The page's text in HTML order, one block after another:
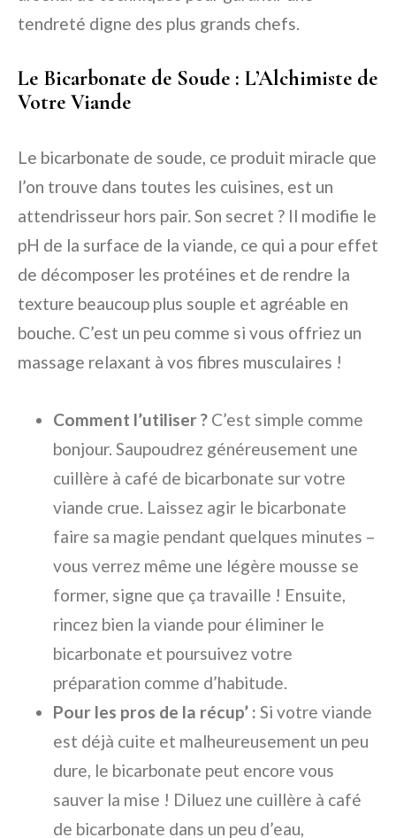
tendreté digne des plus grands chefs.
Le Bicarbonate de Soude : L’Alchimiste de
Votre Viande
Le bicarbonate de soude, ce produit miracle que
l’on trouve dans toutes les cuisines, est un
attendrisseur hors pair. Son secret ? Il modifie le
pH de la surface de la viande, ce qui a pour effet
de décomposer les protéines et de rendre la
texture beaucoup plus souple et agréable en
bouche. C’est un peu comme si vous offriez un
massage relaxant à vos fibres musculaires !
Comment l’utiliser ? C’est simple comme
bonjour. Saupoudrez généreusement une
cuillère à café de bicarbonate sur votre
viande crue. Laissez agir le bicarbonate
faire sa magie pendant quelques minutes –
vous verrez même une légère mousse se
former, signe que ça travaille ! Ensuite,
rincez bien la viande pour éliminer le
bicarbonate et poursuivez votre
préparation comme d’habitude.
Pour les pros de la récup’ : Si votre viande
est déjà cuite et malheureusement un peu
dure, le bicarbonate peut encore vous
sauver la mise ! Diluez une cuillère à café
de bicarbonate dans un peu d’eau,